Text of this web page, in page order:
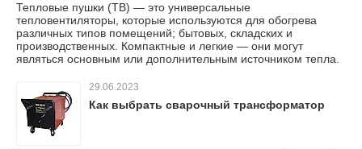
Тепловые пушки (ТВ) — это универсальные
тепловентиляторы, которые используются для обогрева
различных типов помещений; бытовых, складских и
производственных. Компактные и легкие — они могут
являться основным или дополнительным источником тепла.
29.06.2023
Как выбрать сварочный трансформатор